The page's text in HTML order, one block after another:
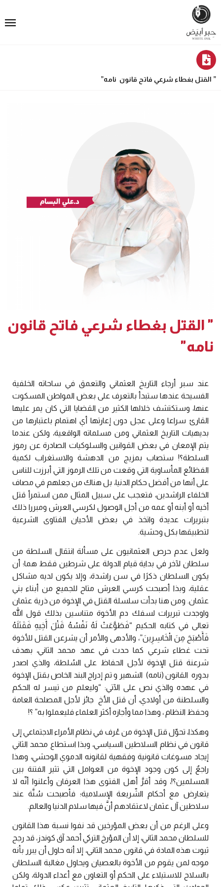
” القتل بغطاء شرعي فاتح قانون نامه”
" القتل بغطاء شرعي فاتح قانون
نامه"
عند سبر أرجاء التاريخ العثماني والتعمق في ساحاته الخلفية
الفسيحة عندها ستبدأ بالتعرف على بعض المواطن المسكوت
عنها، وستكتشف خلالها الكثير من القضايا التي كان يمر عليها
القارئ سراعا وعلى عجل دون إعارتها أي اهتمام باعتبارها من
بديهيات التاريخ العثماني ومن مسلماته الواقعية، ولكن عندما
يتم الإمعان في بعض القوانين والسلوكيات الصادرة عن رموز
السلطة؟! ستصاب بمزيج من الدهشة والاستغراب لكمية
الفظائع المأساوية التي وقعت من تلك الرموز التي أبرزت للناس
على أنها من أفضل حكام الدنيا، بل هناك من جعلهم في مصاف
الخلفاء الراشدين، فتعجب على سبيل المثال ممن استمرأ قتل
أخيه أو أبنه أو عمه من أجل الوصول لكرسي العرش ومبررا ذلك
بتبريرات عديدة واتخذ في بعض الأحيان الفتاوى الشرعية
لتطبيقها بكل وحشية.
ولعل عدم حرص العثمانيون على مسألة انتقال السلطة من
سلطان لآخر في بداية قيام الدولة على شرطين فقط هما؛ أن
يكون السلطان ذكرًا في سن راشدة، وإلا يكون لديه مشاكل
عقلية، وبذا أصبحت كرسي العرش متاح للجميع من أبناء بني
عثمان. ومن هنا بدأت سلسلة القتل في الإخوة من ذرية عثمان
واوجدت تبريرات لسفك دم الأخوة متناسين بذلك قول الله
تعالى في كتابه الحكيم “فَطَوَّعَتْ لَهُ نَفْسُهُ قَتْلَ أَخِيهِ فَقَتَلَهُ
فَأَصْبَحَ مِنَ الْخَاسِرِينَ”، والأدهى والأمر أن يشرعن القتل للأخوة
تحت غطاء شرعي كما حدث في عهد محمد الثاني، بهدف
شرعنة قتل الإخوة لأجل الحفاظ على السُلطة، والذي اصدر
بدوره القانون (نامه) الشهير و تم إدراج البند الخاص بقتل الإخوة
في عهده والذي نص على الآتي: “وليعلم من تيسر له الحكم
والسلطنة من أولادي، أن قتل الأخ جائز لأجل المصلحة العامة
وحفظ النظام ، وهذا مما وأجازه أكثر العلماء فليعملوا به” ؟!
وهكذا، تحوّل قتل الإخوة من عُرف في نظام الأمراء الاجتماعي إلى
قانون في نظام السلاطين السياسي، وبذا استطاع محمد الثاني
إيجاد مسوغات قانونية وفقهية لقانونه الدموي الوحشي، وهذا
راجعٌ إلى كون وجود الإخوة من العوامل التي تثير الفتنة بين
المسلمين؟!، وقد أقرَّ أهل الفتوى هذا العرفان وأعلنوا أنّه لا
يتعارض مع أحكام الشّريعة الإسلامية؛ فأصبحت سُنَّة عند
سلاطين آل عثمان لاعتقادهم أنَّ فيها سلام الدنيا والعالم.
وعلى الرغم من أن بعض المؤرخين قد نفوا نسبة هذا القانون
للسلطان محمد الثاني، إلا أن المؤرخ التركي أحمد آق كوندز، قد رجح
ثبوت هذه المادة في قانون محمد الثاني، إلا أنه حاول أن يبرر بأنه
موجه لمن يقوم من الأخوة بالعصيان ويحاول مغالبة السلطان
بالسلاح للاستيلاء على الحكم أو التعاون مع أعداء الدولة، ولكن